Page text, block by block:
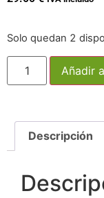
Solo quedan 2
Añadir
Descripción